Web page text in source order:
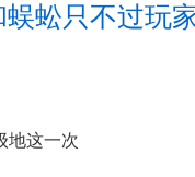
蚣只不过玩
地这一次